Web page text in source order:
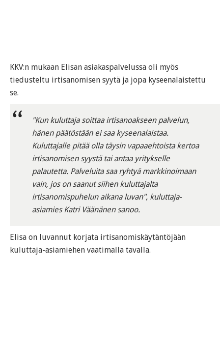
KKV:n mukaan Elisan asiakaspalvelussa oli myös
tiedusteltu irtisanomisen syytä ja jopa kyseenalaistettu
se.
"Kun kuluttaja soittaa irtisanoakseen palvelun,
hänen päätöstään ei saa kyseenalaistaa.
Kuluttajalle pitää olla täysin vapaaehtoista kertoa
irtisanomisen syystä tai antaa yritykselle
palautetta. Palveluita saa ryhtyä markkinoimaan
vain, jos on saanut siihen kuluttajalta
irtisanomispuhelun aikana luvan", kuluttaja-
asiamies Katri Väänänen sanoo.
Elisa on luvannut korjata irtisanomiskäytäntöjään
kuluttaja-asiamiehen vaatimalla tavalla.